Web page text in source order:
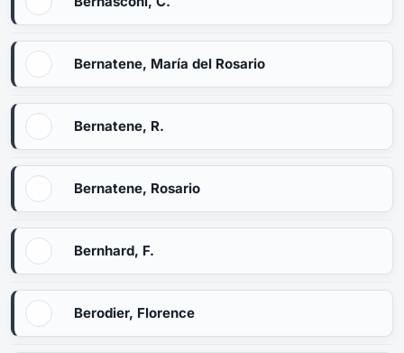
Bernatene, María del Rosario
Bernatene, R.
Bernatene, Rosario
Bernhard, F.
Berodier, Florence